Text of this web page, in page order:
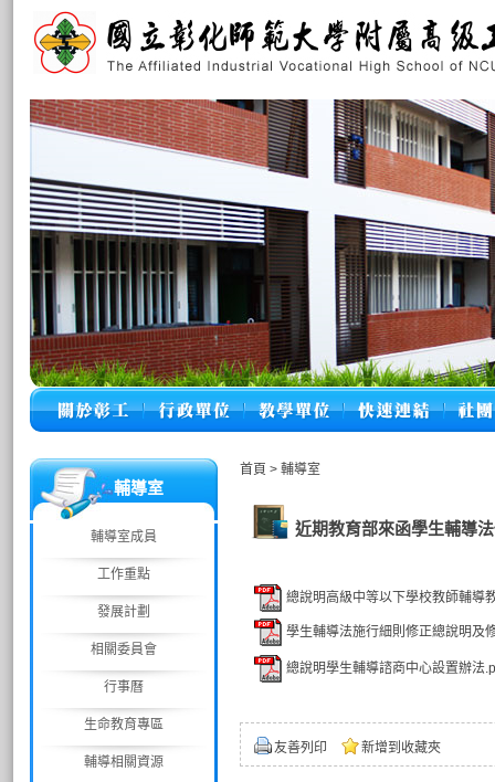
輔導室
輔導室成員
工作重點
發展計劃
相關委員會
行事曆
生命教育專區
輔導相關資源
首頁 > 輔導室
近期教育部來函學生輔導
總說明高級中等以下學校教師輔導
學生輔導法施行細則修正總說明及
總說明學生輔導諮商中心設置辦法
友善列印 新增到收藏夾